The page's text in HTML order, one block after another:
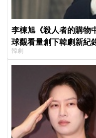
李棟旭《殺人者的購物
球觀看量創下韓劇新紀
韓劇